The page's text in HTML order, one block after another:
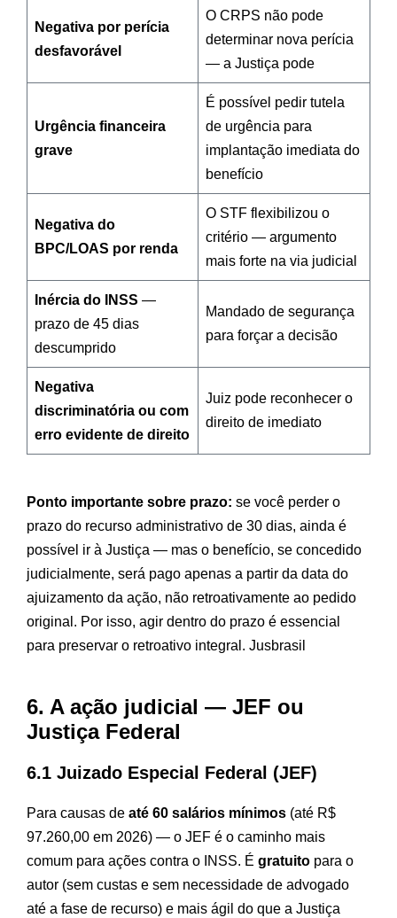
Negativa por perícia
desfavorável
O CRPS não pode
determinar nova perícia
— a Justiça pode
Urgência financeira
grave
É possível pedir tutela
de urgência para
implantação imediata do
benefício
Negativa do
BPC/LOAS por renda
O STF flexibilizou o
critério — argumento
mais forte na via judicial
Inércia do INSS —
prazo de 45 dias
descumprido
Mandado de segurança
para forçar a decisão
Negativa
discriminatória ou com
erro evidente de direito
Juiz pode reconhecer o
direito de imediato
Ponto importante sobre prazo: se você perder o
prazo do recurso administrativo de 30 dias, ainda é
possível ir à Justiça — mas o benefício, se concedido
judicialmente, será pago apenas a partir da data do
ajuizamento da ação, não retroativamente ao pedido
original. Por isso, agir dentro do prazo é essencial
para preservar o retroativo integral. Jusbrasil
6. A ação judicial — JEF ou
Justiça Federal
6.1 Juizado Especial Federal (JEF)
Para causas de até 60 salários mínimos (até R$
97.260,00 em 2026) — o JEF é o caminho mais
comum para ações contra o INSS. É gratuito para o
autor (sem custas e sem necessidade de advogado
até a fase de recurso) e mais ágil do que a Justiça